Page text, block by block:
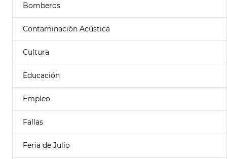
Bomberos
Contaminación Acústica
Cultura
Educación
Empleo
Fallas
Feria de Julio